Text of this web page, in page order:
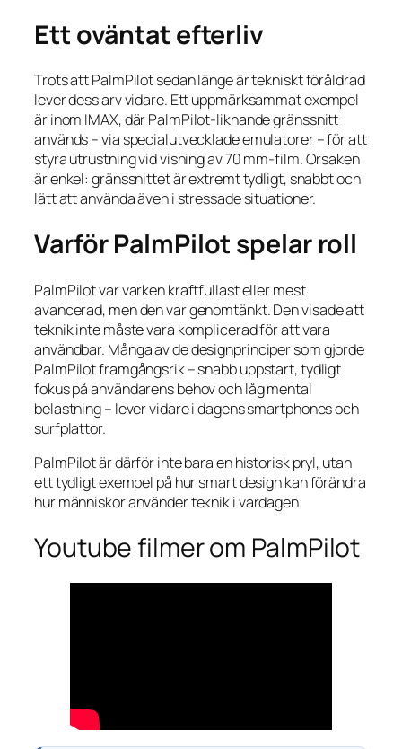
Ett oväntat efterliv
Trots att PalmPilot sedan länge är tekniskt föråldrad
lever dess arv vidare. Ett uppmärksammat exempel
är inom IMAX, där PalmPilot-liknande gränssnitt
används – via specialutvecklade emulatorer – för att
styra utrustning vid visning av 70 mm-film. Orsaken
är enkel: gränssnittet är extremt tydligt, snabbt och
lätt att använda även i stressade situationer.
Varför PalmPilot spelar roll
PalmPilot var varken kraftfullast eller mest
avancerad, men den var genomtänkt. Den visade att
teknik inte måste vara komplicerad för att vara
användbar. Många av de designprinciper som gjorde
PalmPilot framgångsrik – snabb uppstart, tydligt
fokus på användarens behov och låg mental
belastning – lever vidare i dagens smartphones och
surfplattor.
PalmPilot är därför inte bara en historisk pryl, utan
ett tydligt exempel på hur smart design kan förändra
hur människor använder teknik i vardagen.
Youtube filmer om PalmPilot